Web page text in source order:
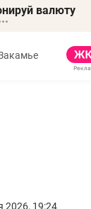
валюту
2026, 19:24